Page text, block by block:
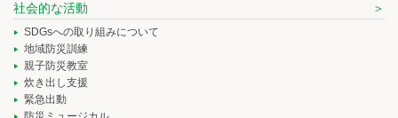
社会的な活動
SDGsへの取り組みについて
地域防災訓練
親子防災教室
炊き出し支援
緊急出動